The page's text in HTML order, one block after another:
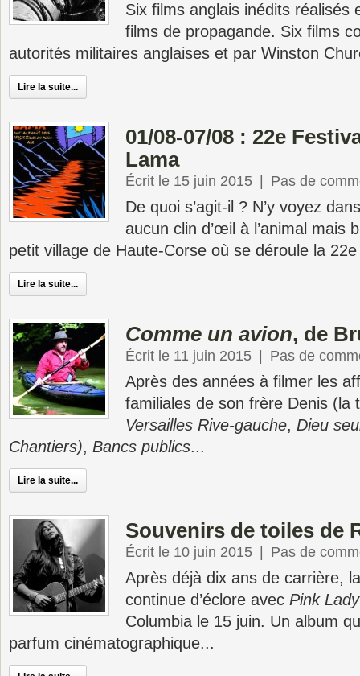
Six films anglais inédits réalisés
films de propagande. Six films
autorités militaires anglaises et par Winston
Lire la suite...
01/08-07/08 : 22e
Lama
Écrit le 15 juin 2015 Pas de
De quoi s’agit-il ? N’y voyez
aucun clin d’œil à l’animal mais
petit village de Haute-Corse où se déroule la
Lire la suite...
Comme un avion, de
Écrit le 11 juin 2015 Pas de
Après des années à filmer les
familiales de son frère Denis (la
Versailles Rive-gauche, Dieu
Chantiers), Bancs publics...
Lire la suite...
Souvenirs de toiles de
Écrit le 10 juin 2015 Pas de
Après déjà dix ans de carrière,
continue d’éclore avec Pink Lady
Columbia le 15 juin. Un album
parfum cinématographique...